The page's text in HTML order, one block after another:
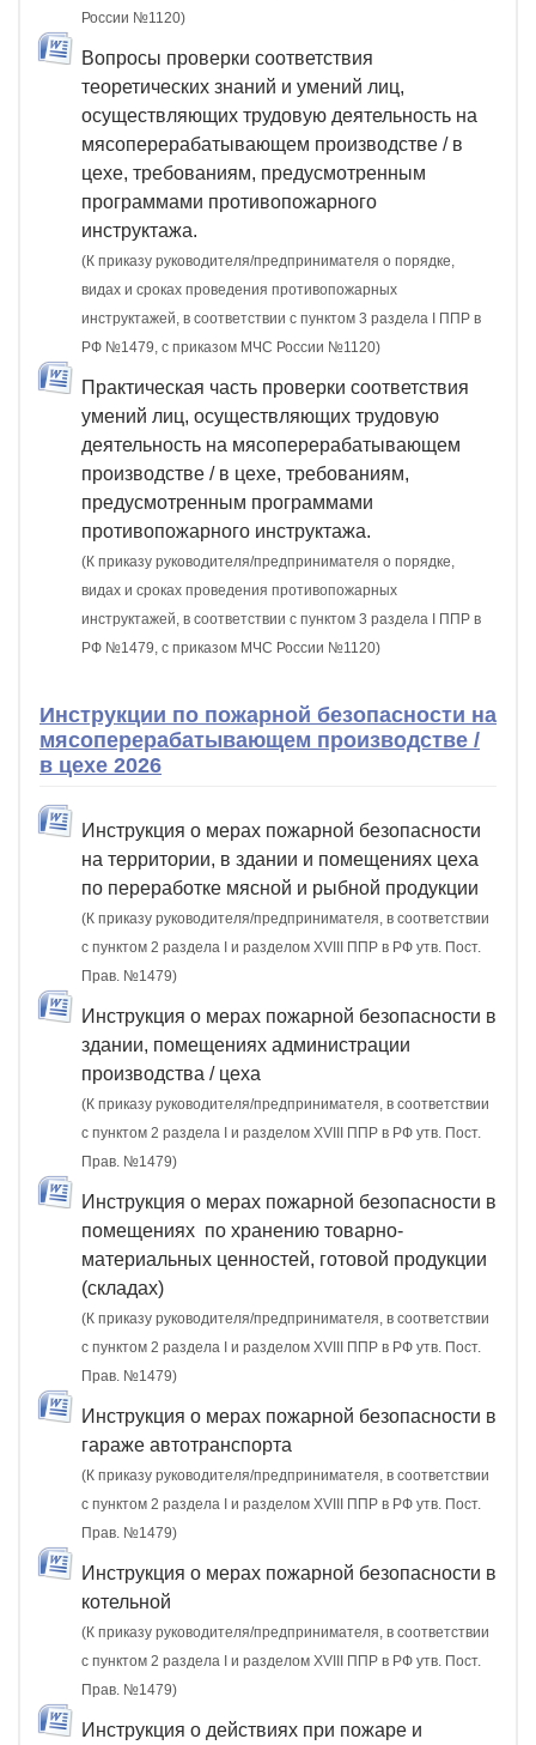
России №1120)
Вопросы проверки соответствия
теоретических знаний и умений лиц,
осуществляющих трудовую деятельность на
мясоперерабатывающем производстве / в
цехе, требованиям, предусмотренным
программами противопожарного
инструктажа.
(К приказу руководителя/предпринимателя о порядке,
видах и сроках проведения противопожарных
инструктажей, в соответствии с пунктом 3 раздела I ППР в
РФ №1479, с приказом МЧС России №1120)
Практическая часть проверки соответствия
умений лиц, осуществляющих трудовую
деятельность на мясоперерабатывающем
производстве / в цехе, требованиям,
предусмотренным программами
противопожарного инструктажа.
(К приказу руководителя/предпринимателя о порядке,
видах и сроках проведения противопожарных
инструктажей, в соответствии с пунктом 3 раздела I ППР в
РФ №1479, с приказом МЧС России №1120)
Инструкции по пожарной безопасности на
мясоперерабатывающем производстве /
в цехе 2026
Инструкция о мерах пожарной безопасности
на территории, в здании и помещениях цеха
по переработке мясной и рыбной продукции
(К приказу руководителя/предпринимателя, в соответствии
с пунктом 2 раздела I и разделом XVIII ППР в РФ утв. Пост.
Прав. №1479)
Инструкция о мерах пожарной безопасности в
здании, помещениях администрации
производства / цеха
(К приказу руководителя/предпринимателя, в соответствии
с пунктом 2 раздела I и разделом XVIII ППР в РФ утв. Пост.
Прав. №1479)
Инструкция о мерах пожарной безопасности в
помещениях по хранению товарно-
материальных ценностей, готовой продукции
(складах)
(К приказу руководителя/предпринимателя, в соответствии
с пунктом 2 раздела I и разделом XVIII ППР в РФ утв. Пост.
Прав. №1479)
Инструкция о мерах пожарной безопасности в
гараже автотранспорта
(К приказу руководителя/предпринимателя, в соответствии
с пунктом 2 раздела I и разделом XVIII ППР в РФ утв. Пост.
Прав. №1479)
Инструкция о мерах пожарной безопасности в
котельной
(К приказу руководителя/предпринимателя, в соответствии
с пунктом 2 раздела I и разделом XVIII ППР в РФ утв. Пост.
Прав. №1479)
Инструкция о действиях при пожаре и